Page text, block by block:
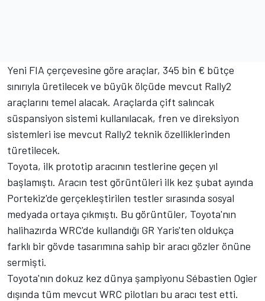
Yeni FIA çerçevesine göre araçlar, 345 bin € bütçe
sınırıyla üretilecek ve büyük ölçüde mevcut Rally2
araçlarını temel alacak. Araçlarda çift salıncak
süspansiyon sistemi kullanılacak, fren ve direksiyon
sistemleri ise mevcut Rally2 teknik özelliklerinden
türetilecek.
Toyota, ilk prototip aracının testlerine geçen yıl
başlamıştı. Aracın test görüntüleri ilk kez şubat ayında
Portekiz'de gerçekleştirilen testler sırasında sosyal
medyada ortaya çıkmıştı. Bu görüntüler, Toyota'nın
halihazırda WRC'de kullandığı GR Yaris'ten oldukça
farklı bir gövde tasarımına sahip bir aracı gözler önüne
sermişti.
Toyota'nın dokuz kez dünya şampiyonu Sébastien Ogier
dışında tüm mevcut WRC pilotları bu aracı test etti.